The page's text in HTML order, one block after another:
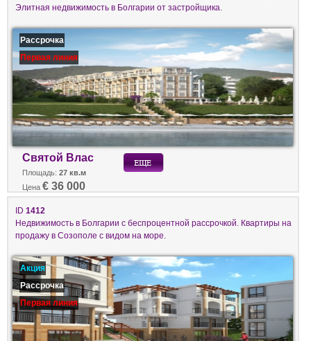
Элитная недвижимость в Болгарии от застройщика.
Рассрочка
Первая линия
Святой Влас
Площадь: 27 кв.м
Цена € 36 000
ID 1412
Недвижимость в Болгарии с беспроцентной рассрочкой. Квартиры на
продажу в Созополе с видом на море.
Акция
Рассрочка
Первая линия